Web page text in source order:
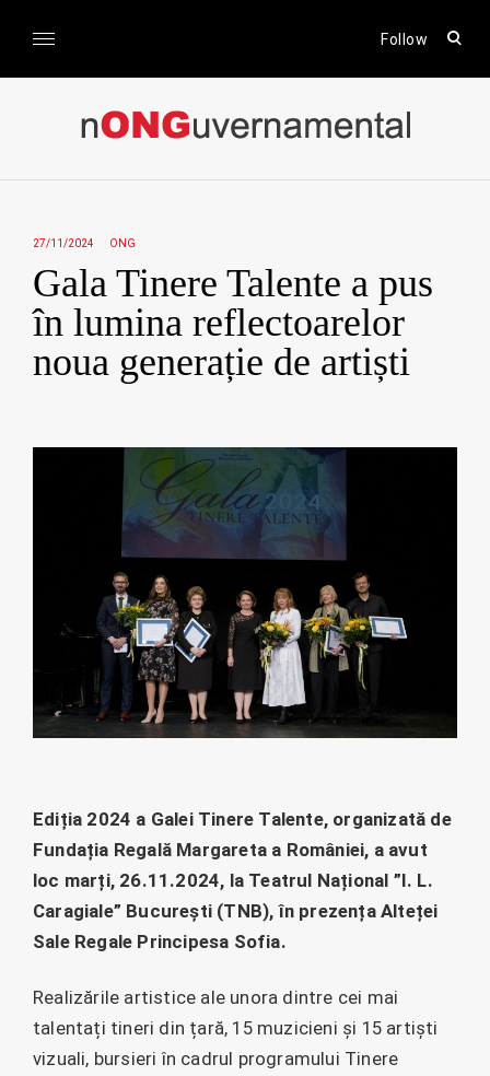
Follow
open
form
nONGuvernamental
27/11/2024 ONG
Gala Tinere Talente a pus
în lumina reflectoarelor
noua generație de artiști
Ediția 2024 a Galei Tinere Talente, organizată de
Fundația Regală Margareta a României, a avut
loc marți, 26.11.2024, la Teatrul Național ”I. L.
Caragiale” București (TNB), în prezența Alteței
Sale Regale Principesa Sofia.
Realizările artistice ale unora dintre cei mai
talentați tineri din țară, 15 muzicieni și 15 artiști
vizuali, bursieri în cadrul programului Tinere